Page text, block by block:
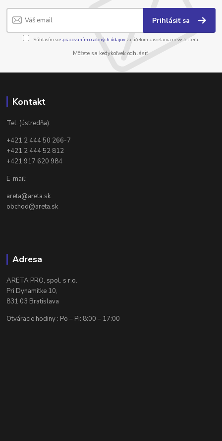
Prihlásiť sa
Súhlasím sospracovaním osobných údajov za účelom zasielania newslettera.
Môžete sa kedykoľvek odhlásiť.
Kontakt
Tel. (ústredňa):
+421 2 444 50 266-7
+421 2 444 52 812
+421 917 620 984
E-mail:
areta@areta.sk
obchod@areta.sk
Adresa
ARETA PRO, spol. s r.o.
Pri Dynamitke 10,
831 03 Bratislava
Otváracie hodiny : Po – Pi: 8:00 – 17:00